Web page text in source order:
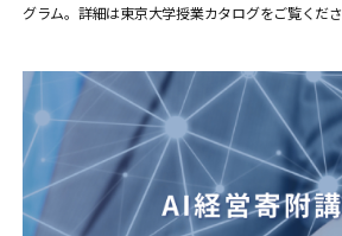
グラム。詳細は東京大学授業カタログをご覧くださ